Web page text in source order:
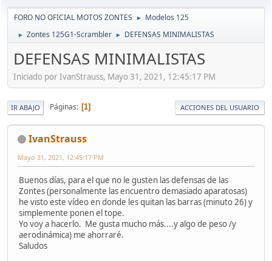
FORO NO OFICIAL MOTOS ZONTES ► Modelos 125
► Zontes 125G1-Scrambler ► DEFENSAS MINIMALISTAS
DEFENSAS MINIMALISTAS
Iniciado por IvanStrauss, Mayo 31, 2021, 12:45:17 PM
IR ABAJO Páginas 1 ACCIONES DEL USUARIO
IvanStrauss
Mayo 31, 2021, 12:45:17 PM
Buenos días, para el que no le gusten las defensas de las
Zontes (personalmente las encuentro demasiado aparatosas)
he visto este vídeo en donde les quitan las barras (minuto 26) y
simplemente ponen el tope.
Yo voy a hacerlo. Me gusta mucho más....y algo de peso /y
aerodinámica) me ahorraré.
Saludos